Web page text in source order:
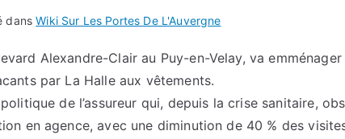
dansWiki Sur Les Portes De L'Auvergne
Alexandre-Clair au Puy-en-Velay, va emménager
par La Halle aux vêtements.
de l’assureur qui, depuis la crise sanitaire,
en agence, avec une diminution de 40 % des